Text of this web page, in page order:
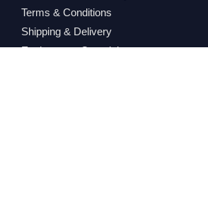
Terms & Conditions
Shipping & Delivery
Exchange & Complain